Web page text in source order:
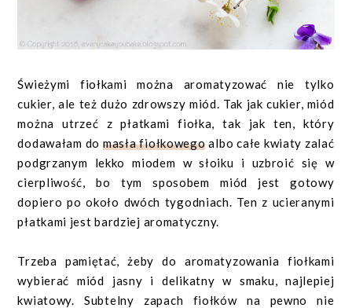
Świeżymi fiołkami można aromatyzować nie tylko
cukier, ale też dużo zdrowszy miód. Tak jak cukier, miód
można utrzeć z płatkami fiołka, tak jak ten, który
dodawałam domasła fiołkowego albo całe kwiaty zalać
podgrzanym lekko miodem w słoiku i uzbroić się w
cierpliwość, bo tym sposobem miód jest gotowy
dopiero po około dwóch tygodniach. Ten z ucieranymi
płatkami jest bardziej aromatyczny.
Trzeba pamiętać, żeby do aromatyzowania fiołkami
wybierać miód jasny i delikatny w smaku, najlepiej
kwiatowy. Subtelny zapach fiołków na pewno nie